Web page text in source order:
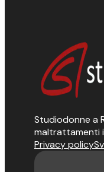
Studiodonne a
maltrattamenti
Privacy policy